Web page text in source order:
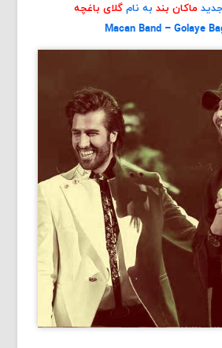
ماکان بند به نامگلای باغچه
Macan Band – Golaye